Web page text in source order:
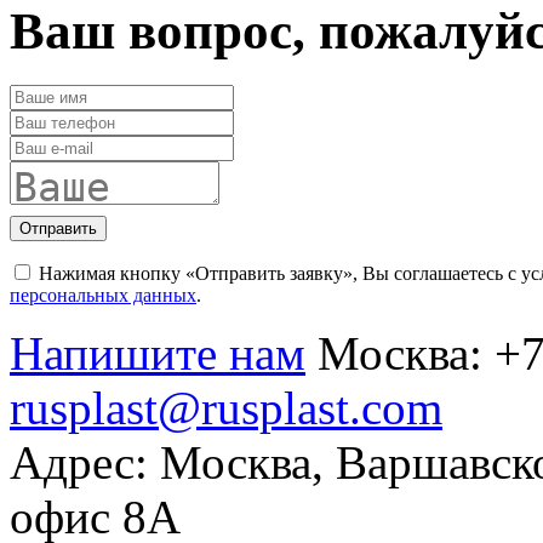
Ваш вопрос,
Отправить
Нажимая кнопку «Отправить заявку», Вы соглашаетесь с
персональных данных.
Напишите нам Москва:
rusplast@rusplast.com
Адрес: Москва,
офис 8А